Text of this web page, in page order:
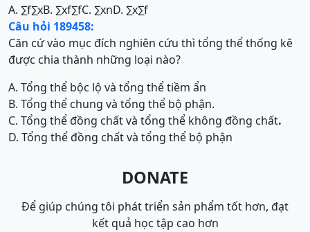
A. ∑f∑xB. ∑xf∑fC. ∑xnD. ∑x∑f
Câu hỏi 189458:
Căn cứ vào mục đích nghiên cứu thì tổng thể thống kê
được chia thành những loại nào?
A. Tổng thể bộc lộ và tổng thể tiềm ẩn
B. Tổng thể chung và tổng thể bộ phận.
C. Tổng thể đồng chất và tổng thể không đồng chất.
D. Tổng thể đồng chất và tổng thể bộ phận
DONATE
Để giúp chúng tôi phát triển sản phẩm tốt hơn, đạt
kết quả học tập cao hơn